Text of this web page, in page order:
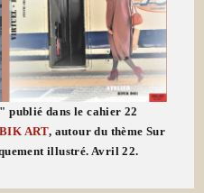
publié dans le cahier 22
ART, autour du thème Sur
illustré. Avril 22.